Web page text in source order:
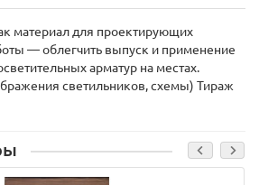
материал для проектирующих
— облегчить выпуск и применение
арматур на местах.
светильников, схемы) Тираж